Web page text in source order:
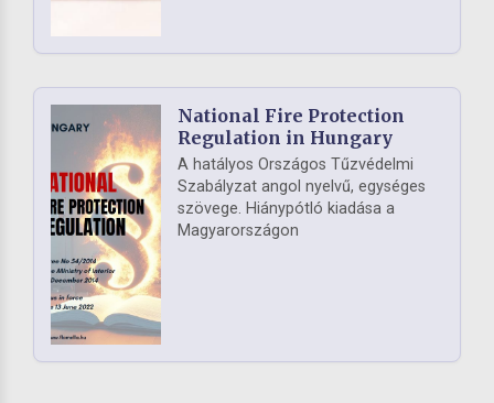
National Fire Protection
Regulation in Hungary
A hatályos Országos Tűzvédelmi
Szabályzat angol nyelvű, egységes
szövege. Hiánypótló kiadása a
Magyarországon